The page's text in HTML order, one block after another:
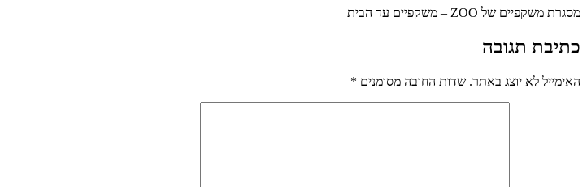
מסגרת משקפיים של ZOO – משקפיים עד הבית
כתיבת תגובה
האימייל לא יוצג באתר. שדות החובה מסומנים *